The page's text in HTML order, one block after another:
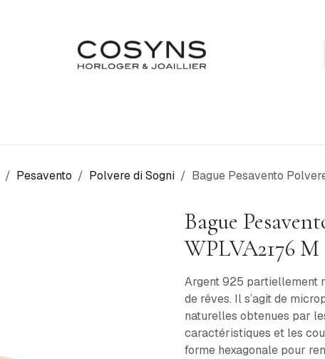
Pesavento Polvere di Sogni Bague Pesavento
Bague
WPLVA2176 M
Argent 925 partiellement
de rêves. Il s’agit de
naturelles obtenues par
caractéristiques et les
forme hexagonale pour